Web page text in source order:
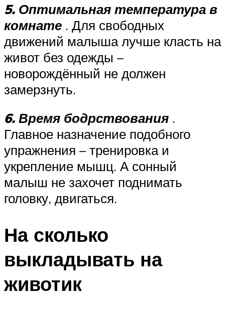
5. Оптимальная температура в
комнате . Для свободных
движений малыша лучше класть на
живот без одежды –
новорождённый не должен
замерзнуть.
6. Время бодрствования .
Главное назначение подобного
упражнения – тренировка и
укрепление мышц. А сонный
малыш не захочет поднимать
головку, двигаться.
На сколько
выкладывать на
животик